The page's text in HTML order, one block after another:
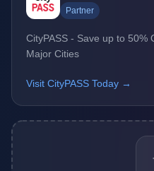
Partner
CityPASS - Save up to 50%
Major Cities
Visit CityPASS Today →